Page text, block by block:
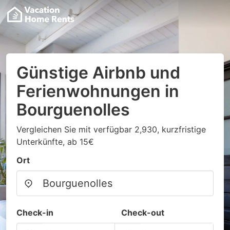
Günstige Airbnb und
Ferienwohnungen in
Bourguenolles
Vergleichen Sie mit verfügbar 2,930, kurzfristige
Unterkünfte, ab 15€
Ort
Check-in Check-out